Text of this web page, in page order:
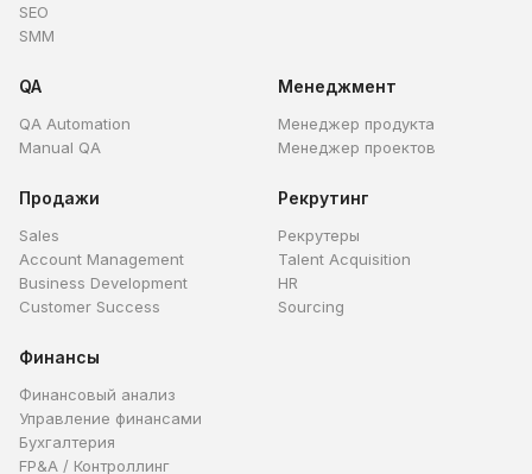
SEO
SMM
QA
QA Automation
Manual QA
Менеджмент
Менеджер продукта
Менеджер проектов
Продажи
Sales
Account Management
Business Development
Customer Success
Рекрутинг
Рекрутеры
Talent Acquisition
HR
Sourcing
Финансы
Финансовый анализ
Управление финансами
Бухгалтерия
FP&A / Контроллинг